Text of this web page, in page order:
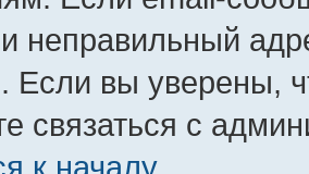
неправильный
Если вы уверены,
связаться с
к началу